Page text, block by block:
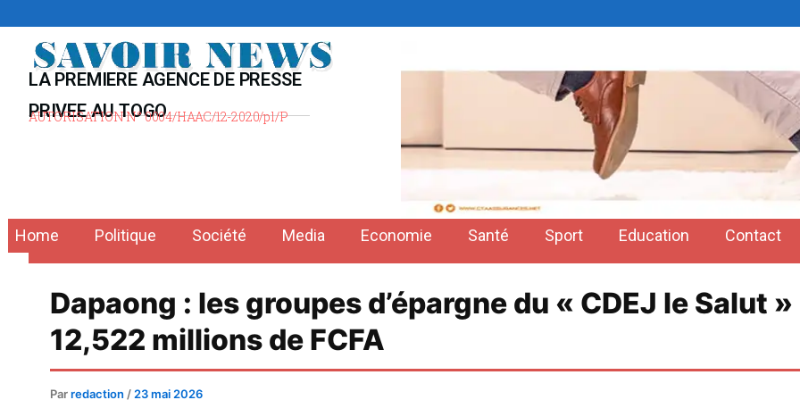
contenu
LA PREMIERE AGENCE DE PRESSE
PRIVEE AU TOGO
AUTORISATION N° 0004/HAAC/12-2020/pl/P
Home Politique Société Media Economie Santé Sport Education Contact
Dapaong : les groupes d’épargne du « CDEJ le Salut
12,522 millions de FCFA
Parredaction / 23 mai 2026